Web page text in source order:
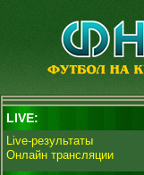
LIVE:
Live-результаты
Онлайн трансляции